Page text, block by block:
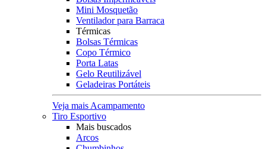
Mini Mosquetão
Ventilador para Barraca
Térmicas
Bolsas Térmicas
Copo Térmico
Porta Latas
Gelo Reutilizável
Geladeiras Portáteis
Veja mais Acampamento
Tiro Esportivo
Mais buscados
Arcos